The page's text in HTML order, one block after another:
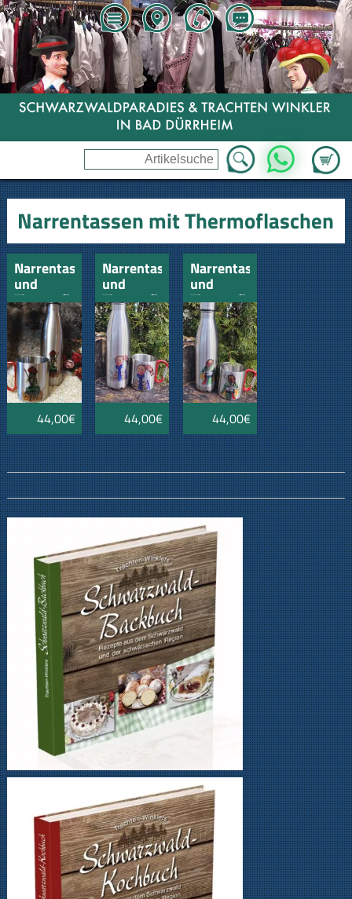
Zum
WhatsApp
Narrentassen mit Thermoflaschen
Narrentasse
und
Thermoflasche
Hexe
44,00€
Narrentasse
und
Thermoflasche
Narro
44,00€
Narrentasse
und
Thermoflasche
Federhannes
44,00€